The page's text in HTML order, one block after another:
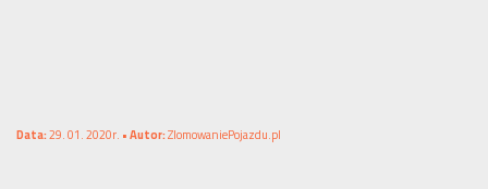
Data:29. 01. 2020r. •Autor:ZlomowaniePojazdu.pl